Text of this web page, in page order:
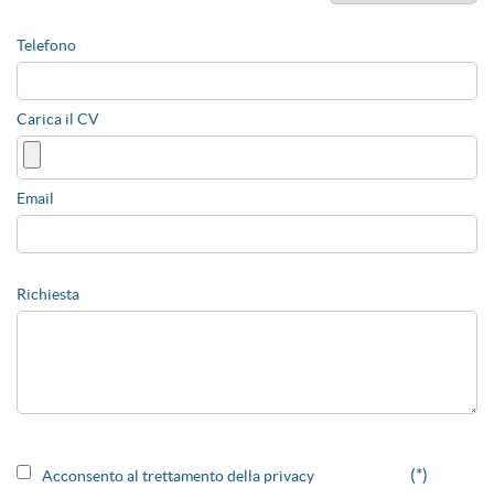
Telefono
Carica il CV
Email
Richiesta
Acconsento al trettamento della privacy (*)